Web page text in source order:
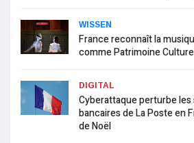
WISSEN
France reconnaît la
comme Patrimoine
DIGITAL
Cyberattaque perturbe
bancaires de La Poste en
de Noël